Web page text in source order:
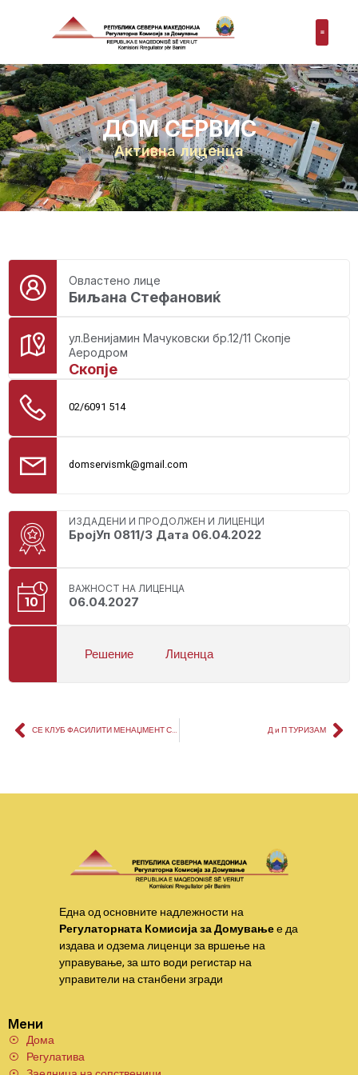
ДОМ СЕРВИС
Активна лиценца
Овластено лице
Биљана Стефановиќ
ул.Венијамин Мачуковски бр.12/11 Скопје
Аеродром
Скопје
02/6091 514
domservismk@gmail.com
ИЗДАДЕНИ И ПРОДОЛЖЕН И ЛИЦЕНЦИ
БројУп 0811/3 Дата 06.04.2022
ВАЖНОСТ НА ЛИЦЕНЦА
06.04.2027
Решение Лиценца
СЕ КЛУБ ФАСИЛИТИ МЕНАЏМЕНТ СЕРВИС Д и П ТУРИЗАМ
Една од основните надлежности на
Регулаторната Комисија за Домувањее да
издава и одзема лиценци за вршење на
управување, за што води регистар на
управители на станбени згради
Мени
Дома
Регулатива